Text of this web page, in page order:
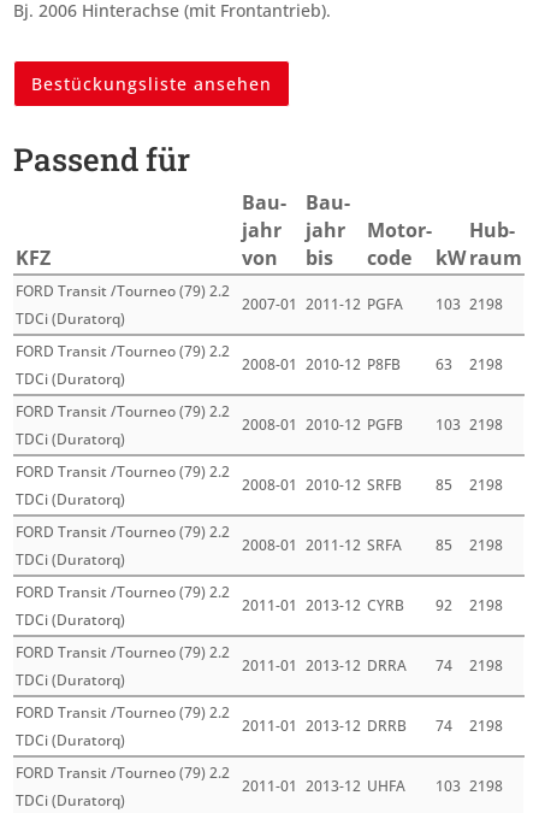
Bj. 2006 Hinterachse (mit Frontantrieb).
Bestückungsliste ansehen
Passend für
KFZ
Bau­
jahr
von
Bau­
jahr
bis
Motor­
code
kW
Hub­
raum
FORD Transit /Tourneo (79) 2.2
TDCi (Duratorq)
2007-01 2011-12 PGFA 103 2198
FORD Transit /Tourneo (79) 2.2
TDCi (Duratorq)
2008-01 2010-12 P8FB 63 2198
FORD Transit /Tourneo (79) 2.2
TDCi (Duratorq)
2008-01 2010-12 PGFB 103 2198
FORD Transit /Tourneo (79) 2.2
TDCi (Duratorq)
2008-01 2010-12 SRFB 85 2198
FORD Transit /Tourneo (79) 2.2
TDCi (Duratorq)
2008-01 2011-12 SRFA 85 2198
FORD Transit /Tourneo (79) 2.2
TDCi (Duratorq)
2011-01 2013-12 CYRB 92 2198
FORD Transit /Tourneo (79) 2.2
TDCi (Duratorq)
2011-01 2013-12 DRRA 74 2198
FORD Transit /Tourneo (79) 2.2
TDCi (Duratorq)
2011-01 2013-12 DRRB 74 2198
FORD Transit /Tourneo (79) 2.2
TDCi (Duratorq)
2011-01 2013-12 UHFA 103 2198